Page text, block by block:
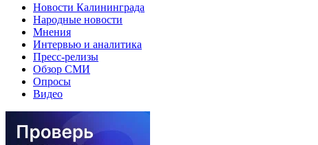
Новости Калининграда
Народные новости
Мнения
Интервью и аналитика
Пресс-релизы
Обзор СМИ
Опросы
Видео